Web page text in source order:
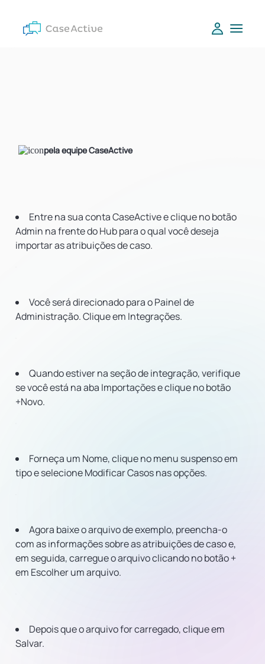
pela equipe CaseActive
Entre na sua conta CaseActive e clique no botão
Admin na frente do Hub para o qual você deseja
importar as atribuições de caso.
Você será direcionado para o Painel de
Administração. Clique em Integrações.
Quando estiver na seção de integração, verifique
se você está na aba Importações e clique no botão
+Novo.
Forneça um Nome, clique no menu suspenso em
tipo e selecione Modificar Casos nas opções.
Agora baixe o arquivo de exemplo, preencha-o
com as informações sobre as atribuições de caso e,
em seguida, carregue o arquivo clicando no botão +
em Escolher um arquivo.
Depois que o arquivo for carregado, clique em
Salvar.